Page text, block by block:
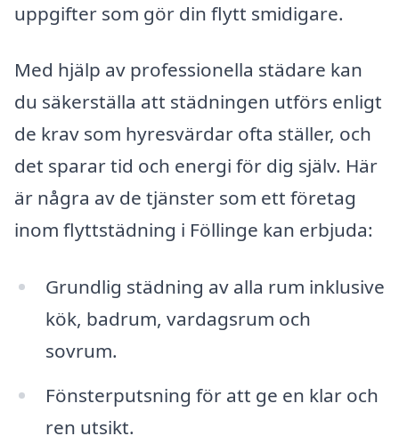
uppgifter som gör din flytt smidigare.
Med hjälp av professionella städare kan
du säkerställa att städningen utförs enligt
de krav som hyresvärdar ofta ställer, och
det sparar tid och energi för dig själv. Här
är några av de tjänster som ett företag
inom flyttstädning i Föllinge kan erbjuda:
Grundlig städning av alla rum inklusive
kök, badrum, vardagsrum och
sovrum.
Fönsterputsning för att ge en klar och
ren utsikt.